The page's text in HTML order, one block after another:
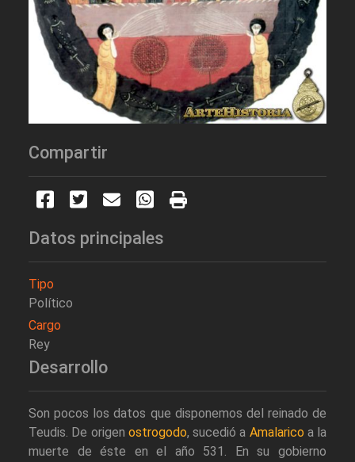
Compartir
Datos principales
Tipo
Político
Cargo
Rey
Desarrollo
Son pocos los datos que disponemos del reinado de
Teudis. De origen ostrogodo, sucedió a Amalarico a la
muerte de éste en el año 531. En su gobierno